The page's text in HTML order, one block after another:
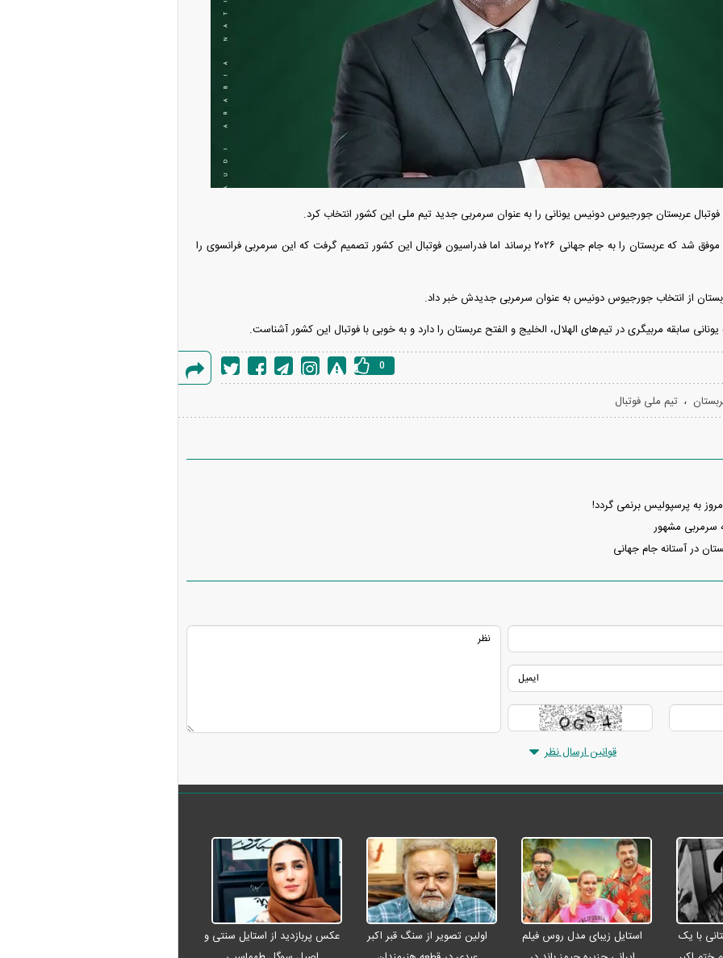
عربستان جورجیوس دونیس یونانی را به عنوان سرمربی جدید تیم ملی این کشور انتخاب کرد.
هر چند که هرو رنار موفق شد که عربستان را به جام جهانی ۲۰۲۶ برساند اما فدراسیون فوتبال این کشور تصمیم گرفت که این سرمربی فرانسوی را
از انتخاب جورجیوس دونیس به عنوان سرمربی جدیدش خبر داد.
سابقه مربیگری در تیم‌های الهلال، الخلیج و الفتح عربستان را دارد و به خوبی با فوتبال این کشور آشناست.
گزارش
0
، تیم ملی فوتبال
به پرسپولیس برنمی گردد!
سرمربی مشهور
در آستانه جام جهانی
قوانین ارسال نظر
با یک
استایل زیبای مدل روس فیلم
اولین تصویر از سنگ قبر اکبر
عکس پربازدید از استایل سنتی و
چین از بمب افکن H-۶N با موشک هسته‌ای